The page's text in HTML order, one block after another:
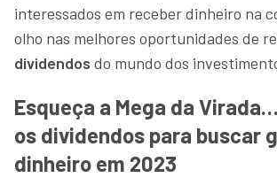
interessados em receber dinheiro na
olho nas melhores oportunidades de
dividendos do mundo dos
Esqueça a Mega da
os dividendos para buscar
dinheiro em 2023